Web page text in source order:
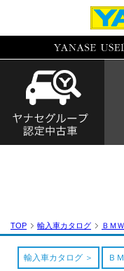
TOP 輸入車カタログ ＢＭＷ
輸入車カタログ Ｂ